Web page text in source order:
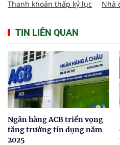
Thanh khoản thấp kỷ lục Nhà
TIN LIÊN QUAN
Ngân hàng ACB triển vọng
tăng trưởng tín dụng năm
2025